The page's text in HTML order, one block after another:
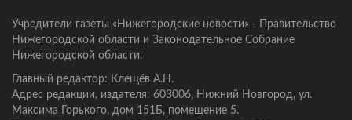
Учредители газеты «Нижегородские новости» - Правительство
Нижегородской области и Законодательное Собрание
Нижегородской области.
Главный редактор: Клещёв А.Н.
Адрес редакции, издателя: 603006, Нижний Новгород, ул.
Максима Горького, дом 151Б, помещение 5.